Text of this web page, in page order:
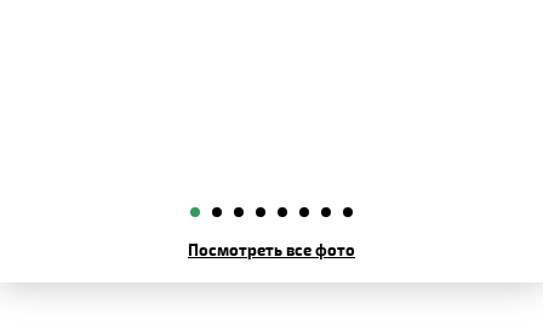
Посмотреть все фото